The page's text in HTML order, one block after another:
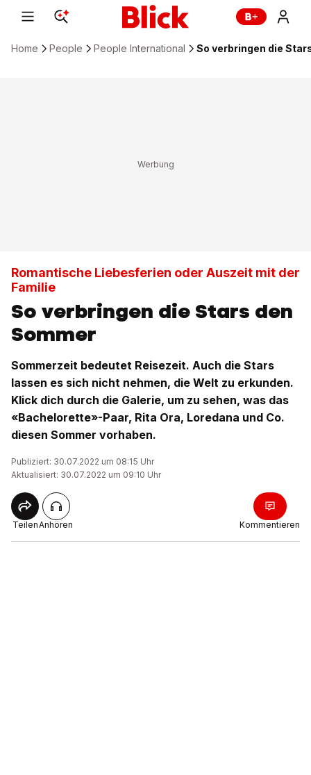
Home People People International So verbringen die
Romantische Liebesferien oder Auszeit mit der
Familie
So verbringen die Stars den
Sommer
Sommerzeit bedeutet Reisezeit. Auch die Stars
lassen es sich nicht nehmen, die Welt zu erkunden.
Klick dich durch die Galerie, um zu sehen, was das
«Bachelorette»-Paar, Rita Ora, Loredana und Co.
diesen Sommer vorhaben.
Publiziert: 30.07.2022 um 08:15 Uhr
Aktualisiert: 30.07.2022 um 09:10 Uhr
TeilenAnhören Kommentieren